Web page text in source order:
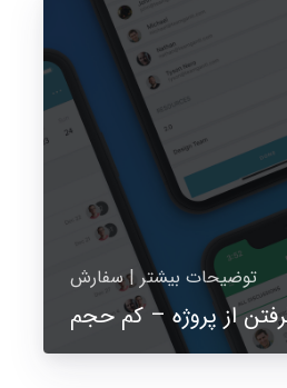
توضیحات بیشتر | سفارش
از پروژه – کم حجم